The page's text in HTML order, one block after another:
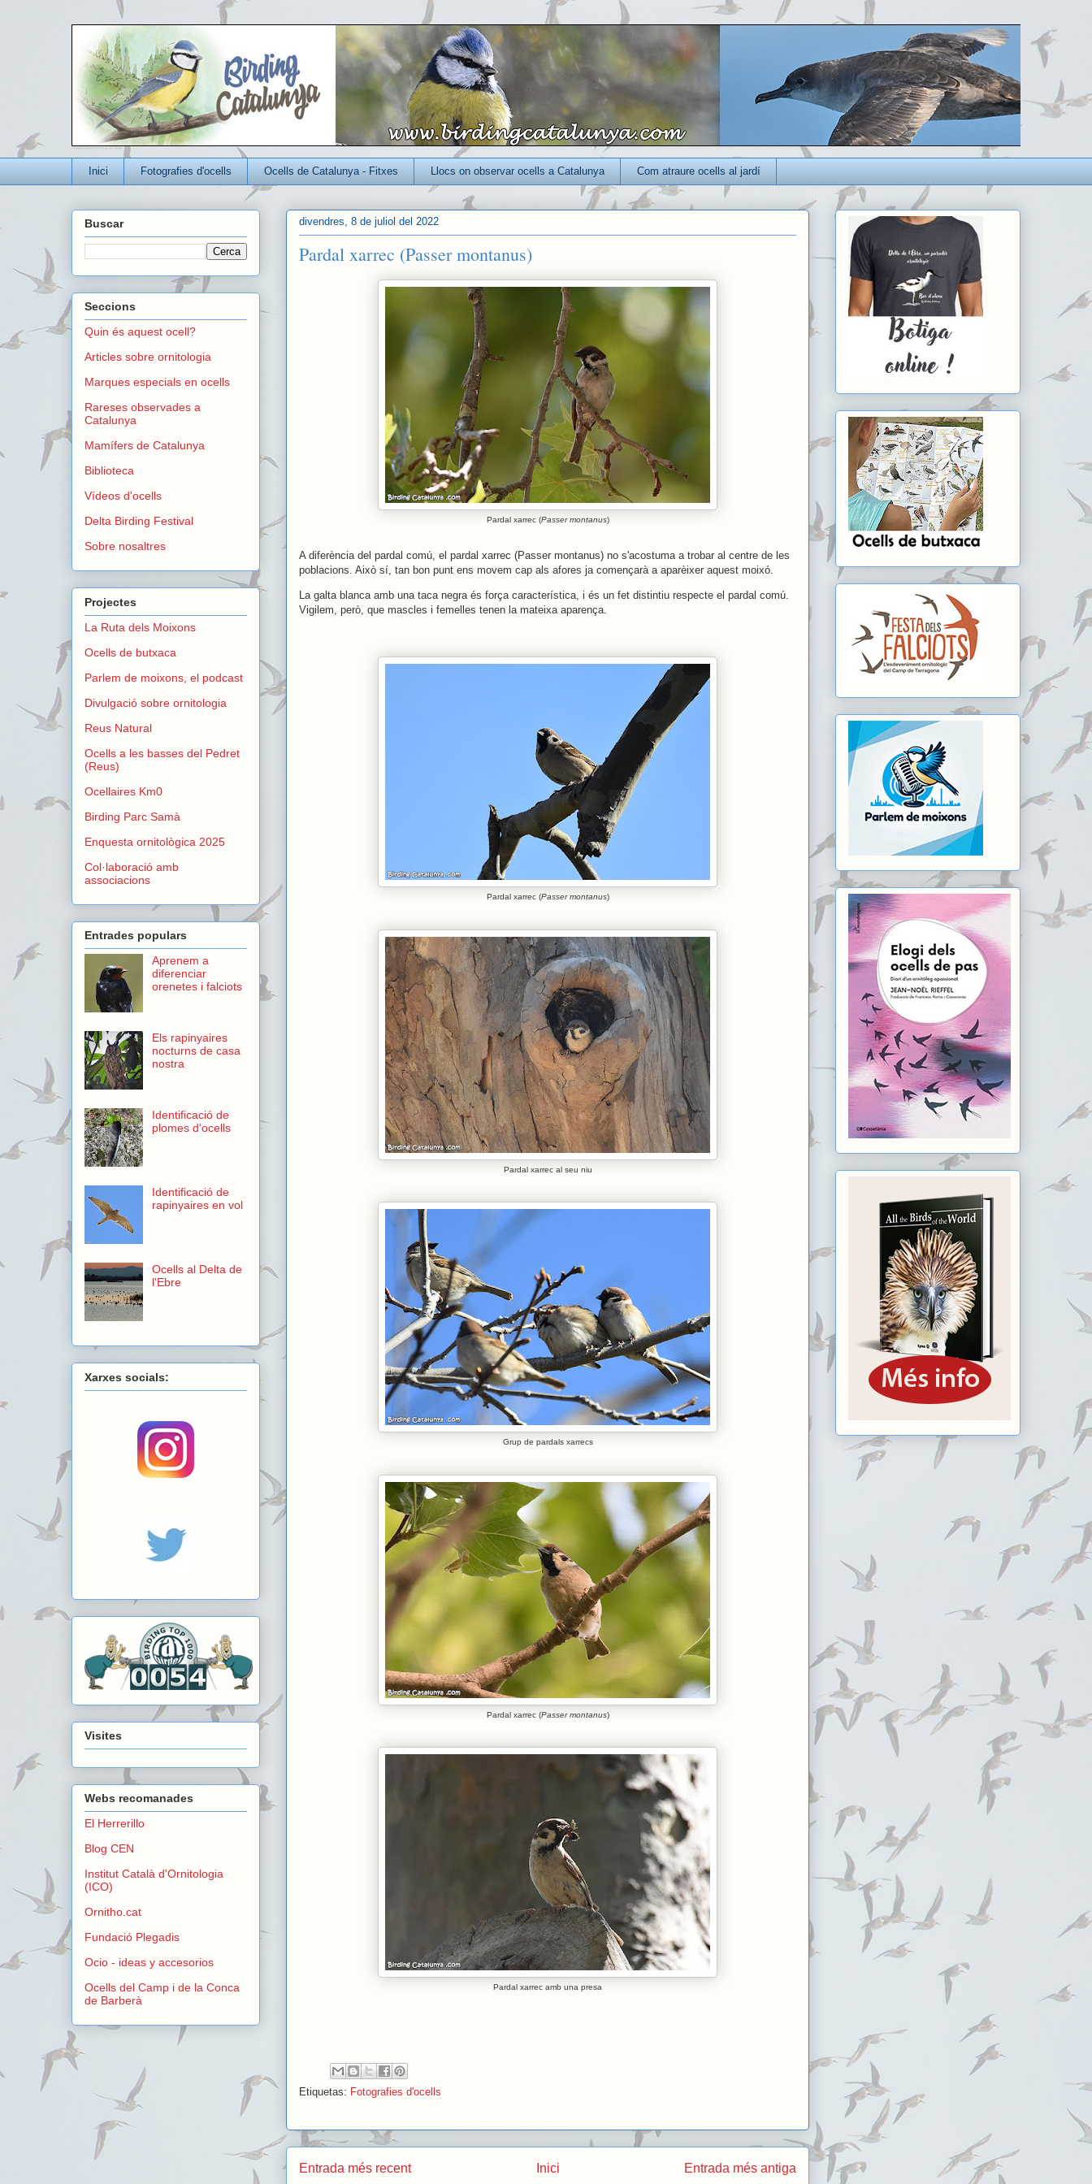
Un blog per conèixer millor els ocells que viuen a Catalunya
Inici Fotografies d'ocells Ocells de Catalunya - Fitxes Llocs on observar ocells a Catalunya Com atraure ocells al jardí
divendres, 8 de juliol del 2022
Pardal xarrec (Passer montanus)
Pardal xarrec (Passer montanus)
A diferència del pardal comú, el pardal xarrec (Passer montanus) no s'acostuma a trobar al centre de les
poblacions. Això sí, tan bon punt ens movem cap als afores ja començarà a aparèixer aquest moixó.
La galta blanca amb una taca negra és força característica, i és un fet distintiu respecte el pardal comú.
Vigilem, però, que mascles i femelles tenen la mateixa aparença.
Pardal xarrec (Passer montanus)
Pardal xarrec al seu niu
Grup de pardals xarrecs
Pardal xarrec (Passer montanus)
Pardal xarrec amb una presa
Etiquetas: Fotografies d'ocells
Entrada més recent Entrada més antiga
Inici
Buscar
Seccions
Quin és aquest ocell?
Articles sobre ornitologia
Marques especials en ocells
Rareses observades a
Catalunya
Mamífers de Catalunya
Biblioteca
Vídeos d'ocells
Delta Birding Festival
Sobre nosaltres
Projectes
La Ruta dels Moixons
Ocells de butxaca
Parlem de moixons, el podcast
Divulgació sobre ornitologia
Reus Natural
Ocells a les basses del Pedret
(Reus)
Ocellaires Km0
Birding Parc Samà
Enquesta ornitològica 2025
Col·laboració amb
associacions
Entrades populars
Aprenem a
diferenciar
orenetes i falciots
Els rapinyaires
nocturns de casa
nostra
Identificació de
plomes d'ocells
Identificació de
rapinyaires en vol
Ocells al Delta de
l'Ebre
Xarxes socials:
Visites
Webs recomanades
El Herrerillo
Blog CEN
Institut Català d'Ornitologia
(ICO)
Ornitho.cat
Fundació Plegadis
Ocio - ideas y accesorios
Ocells del Camp i de la Conca
de Barberà